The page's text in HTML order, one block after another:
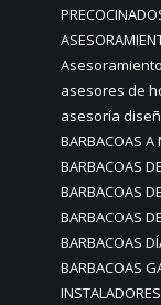
asesores de
asesoría
BARBACOAS A
BARBACOAS
BARBACOAS
BARBACOAS
BARBACOAS
BARBACOAS
INSTALADORES